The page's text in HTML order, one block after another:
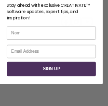
Stay ahead with exclusive CREATIVATE™
software updates, expert tips, and
inspiration!
Nom
Courriel
SIGN UP